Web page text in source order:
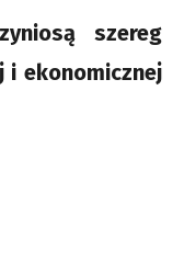
szereg
i ekonomicznej